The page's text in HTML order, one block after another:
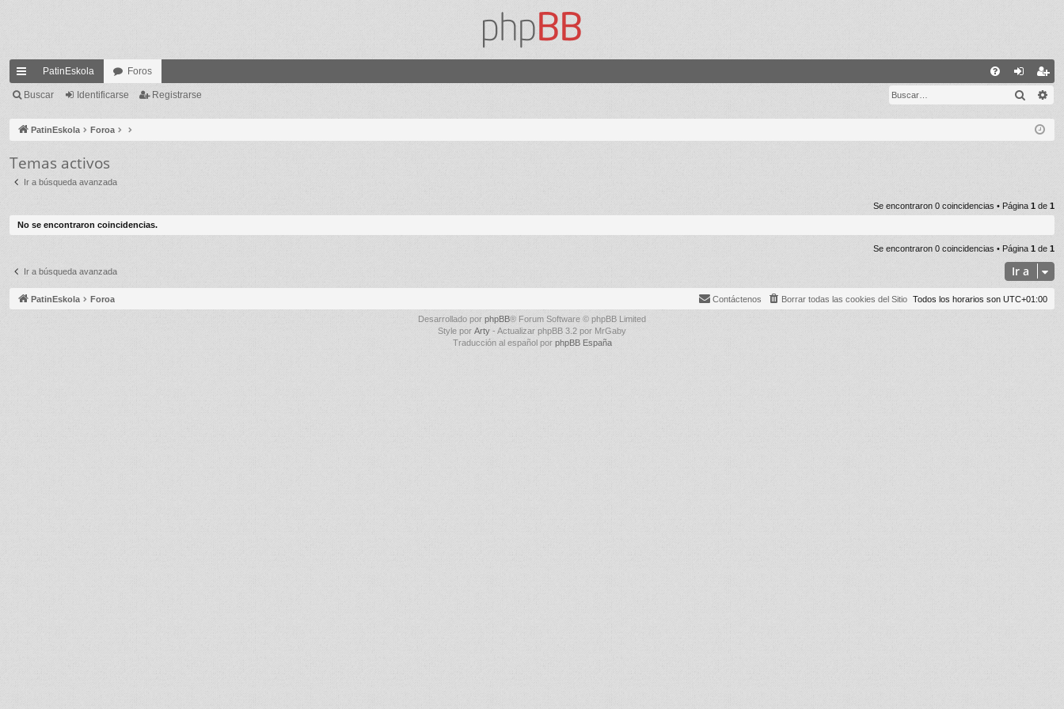
nl
ac
es
rá
do
s
PatinEskola Foros
Q
de
nti
fic
eg
ist
ra
Buscar Identificarse Registrarse Buscar
PatinEskola Foroa
Temas activos
Ir a búsqueda avanzada
Se encontraron 0 coincidencias • Página 1 de 1
No se encontraron coincidencias.
Se encontraron 0 coincidencias • Página 1 de 1
Ir a búsqueda avanzada Ir a
PatinEskola Foroa Todos los horarios son UTC+01:00
Borrar todas las cookies del Sitio
Contáctenos
Desarrollado por phpBB® Forum Software © phpBB Limited
Style por Arty - Actualizar phpBB 3.2 por MrGaby
Traducción al español por phpBB España